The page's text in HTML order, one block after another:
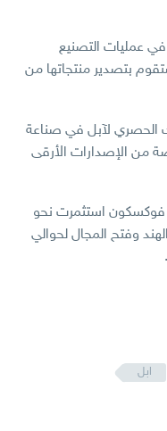
عمليات التصنيع
بتصدير منتجاتها من
الحصري لآبل في صناعة
من الإصدارات الأرقى
فوكسكون استثمرت نحو
وفتح المجال لحوالي
ابل